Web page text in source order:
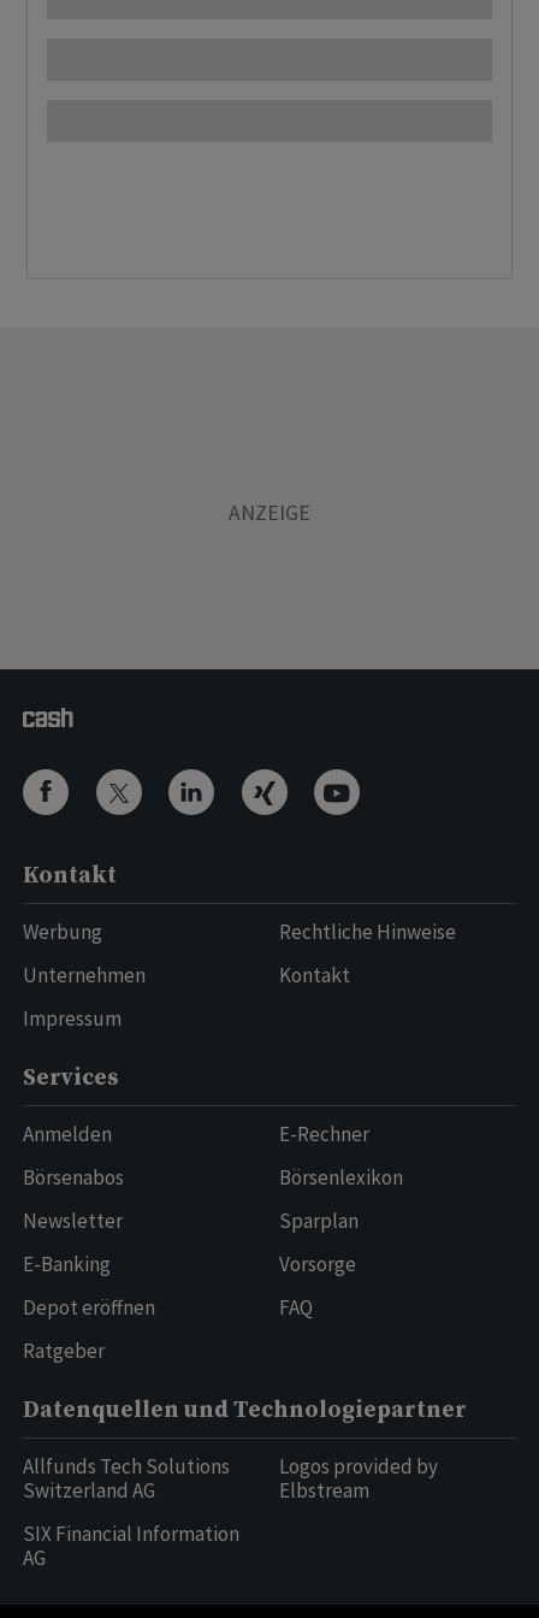
Kontakt
Werbung
Unternehmen
Impressum
Rechtliche Hinweise
Kontakt
Services
Anmelden
Börsenabos
Newsletter
E-Banking
Depot eröffnen
Ratgeber
E-Rechner
Börsenlexikon
Sparplan
Vorsorge
FAQ
Datenquellen und Technologiepartner
Allfunds Tech Solutions
Switzerland AG
SIX Financial Information
AG
Logos provided by
Elbstream